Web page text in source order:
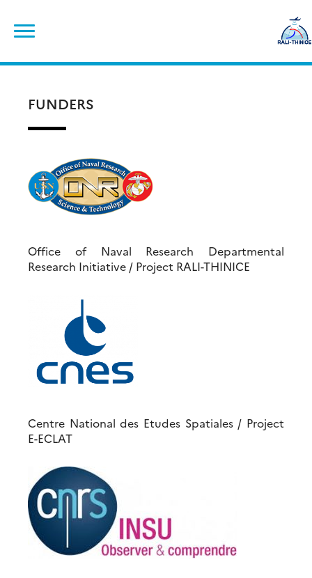
content
FUNDERS
Office of Naval Research Departmental
Research Initiative / Project RALI-THINICE
Centre National des Etudes Spatiales / Project
E-ECLAT
for: